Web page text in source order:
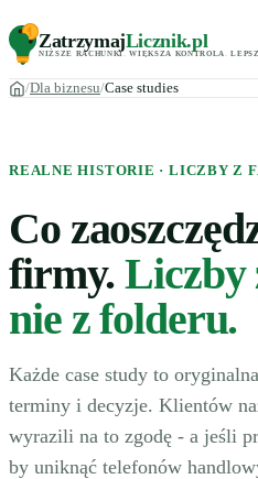
ZatrzymajLicznik.pl
NIŻSZE RACHUNKI. WIĘKSZA KONTROLA
Dla biznesu Case studies
REALNE HISTORIE · LICZBY Z
Co
firmy.Liczby
nie z folderu.
Każde case study to
terminy i decyzje. Klientów
wyrazili na to zgodę - a jeśli
by uniknąć telefonów